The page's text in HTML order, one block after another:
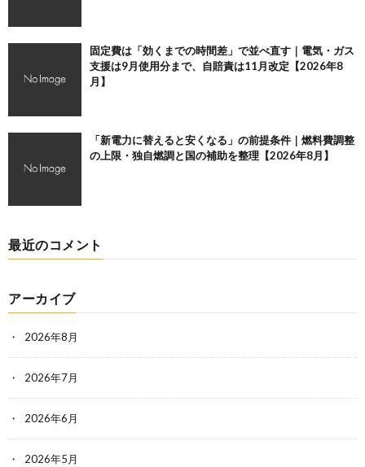
固定費は「効くまでの時間差」で並べ直す｜電気・ガス
支援は9月使用分まで、自賠責は11月改定【2026年8
月】
「新電力に替えると安くなる」の前提条件｜燃料費調整
の上限・独自燃調と国の補助を整理【2026年8月】
最近のコメント
アーカイブ
2026年8月
2026年7月
2026年6月
2026年5月